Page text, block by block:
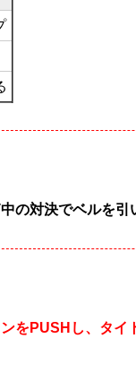
の対決でベルを引
をPUSHし、タイ